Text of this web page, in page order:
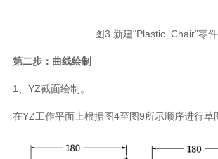
图3 新建“Plastic_Chair”零件
第二步：曲线绘制
1、YZ截面绘制。
在YZ工作平面上根据图4至图9所示顺序进行草